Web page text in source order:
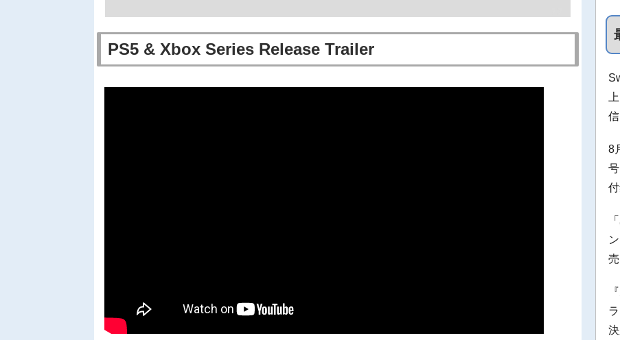
PS5 & Xbox Series Release Trailer
8
決